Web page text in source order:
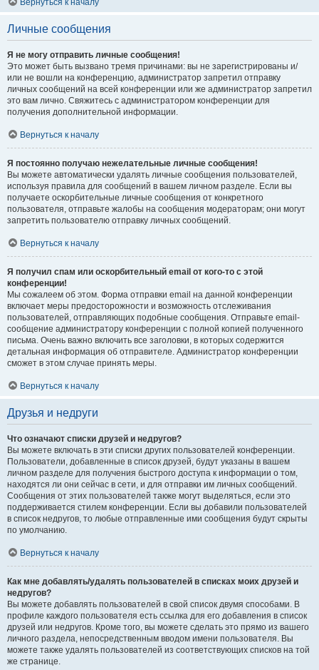
Вернуться к началу
Личные сообщения
Я не могу отправить личные сообщения!
Это может быть вызвано тремя причинами: вы не зарегистрированы и/
или не вошли на конференцию, администратор запретил отправку
личных сообщений на всей конференции или же администратор запретил
это вам лично. Свяжитесь с администратором конференции для
получения дополнительной информации.
Вернуться к началу
Я постоянно получаю нежелательные личные сообщения!
Вы можете автоматически удалять личные сообщения пользователей,
используя правила для сообщений в вашем личном разделе. Если вы
получаете оскорбительные личные сообщения от конкретного
пользователя, отправьте жалобы на сообщения модераторам; они могут
запретить пользователю отправку личных сообщений.
Вернуться к началу
Я получил спам или оскорбительный email от кого-то с этой
конференции!
Мы сожалеем об этом. Форма отправки email на данной конференции
включает меры предосторожности и возможность отслеживания
пользователей, отправляющих подобные сообщения. Отправьте email-
сообщение администратору конференции с полной копией полученного
письма. Очень важно включить все заголовки, в которых содержится
детальная информация об отправителе. Администратор конференции
сможет в этом случае принять меры.
Вернуться к началу
Друзья и недруги
Что означают списки друзей и недругов?
Вы можете включать в эти списки других пользователей конференции.
Пользователи, добавленные в список друзей, будут указаны в вашем
личном разделе для получения быстрого доступа к информации о том,
находятся ли они сейчас в сети, и для отправки им личных сообщений.
Сообщения от этих пользователей также могут выделяться, если это
поддерживается стилем конференции. Если вы добавили пользователей
в список недругов, то любые отправленные ими сообщения будут скрыты
по умолчанию.
Вернуться к началу
Как мне добавлять/удалять пользователей в списках моих друзей и
недругов?
Вы можете добавлять пользователей в свой список двумя способами. В
профиле каждого пользователя есть ссылка для его добавления в список
друзей или недругов. Кроме того, вы можете сделать это прямо из вашего
личного раздела, непосредственным вводом имени пользователя. Вы
можете также удалять пользователей из соответствующих списков на той
же странице.